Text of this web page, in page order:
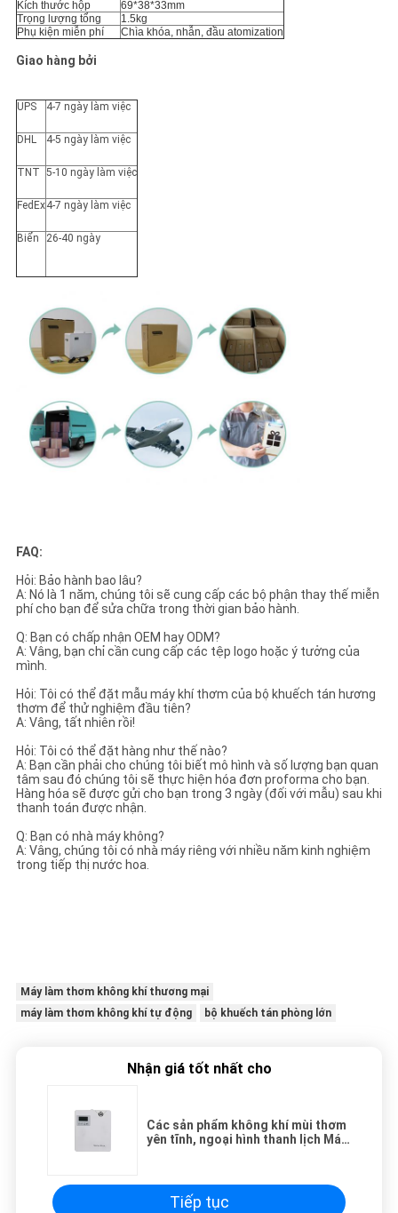
Kích thước hộp
69*38*33mm
Trọng lượng tổng
1.5kg
Phụ kiện miễn phí
Chìa khóa, nhẫn, đầu atomization
Giao hàng bởi
UPS 4-7 ngày làm việc
DHL 4-5 ngày làm việc
TNT 5-10 ngày làm việc
FedEx4-7 ngày làm việc
Biển 26-40 ngày
FAQ:
Hỏi: Bảo hành bao lâu?
A: Nó là 1 năm, chúng tôi sẽ cung cấp các bộ phận thay thế miễn
phí cho bạn để sửa chữa trong thời gian bảo hành.
Q: Bạn có chấp nhận OEM hay ODM?
A: Vâng, bạn chỉ cần cung cấp các tệp logo hoặc ý tưởng của
mình.
Hỏi: Tôi có thể đặt mẫu máy khí thơm của bộ khuếch tán hương
thơm để thử nghiệm đầu tiên?
A: Vâng, tất nhiên rồi!
Hỏi: Tôi có thể đặt hàng như thế nào?
A: Bạn cần phải cho chúng tôi biết mô hình và số lượng bạn quan
tâm sau đó chúng tôi sẽ thực hiện hóa đơn proforma cho bạn.
Hàng hóa sẽ được gửi cho bạn trong 3 ngày (đối với mẫu) sau khi
thanh toán được nhận.
Q: Bạn có nhà máy không?
A: Vâng, chúng tôi có nhà máy riêng với nhiều năm kinh nghiệm
trong tiếp thị nước hoa.
Máy làm thơm không khí thương mại
máy làm thơm không khí tự động
bộ khuếch tán phòng lớn
Nhận giá tốt nhất cho
Các sản phẩm không khí mùi thơm
yên tĩnh, ngoại hình thanh lịch Máy
Tiếp tục